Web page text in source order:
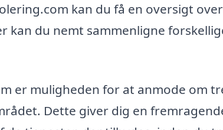
kan du få en oversigt
kan du nemt sammenligne
er muligheden for at anmode om
Dette giver dig en